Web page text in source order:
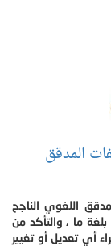
المدقق
اللغوي الناجح
ما ، والتأكد من
أي تعديل أو تغيير